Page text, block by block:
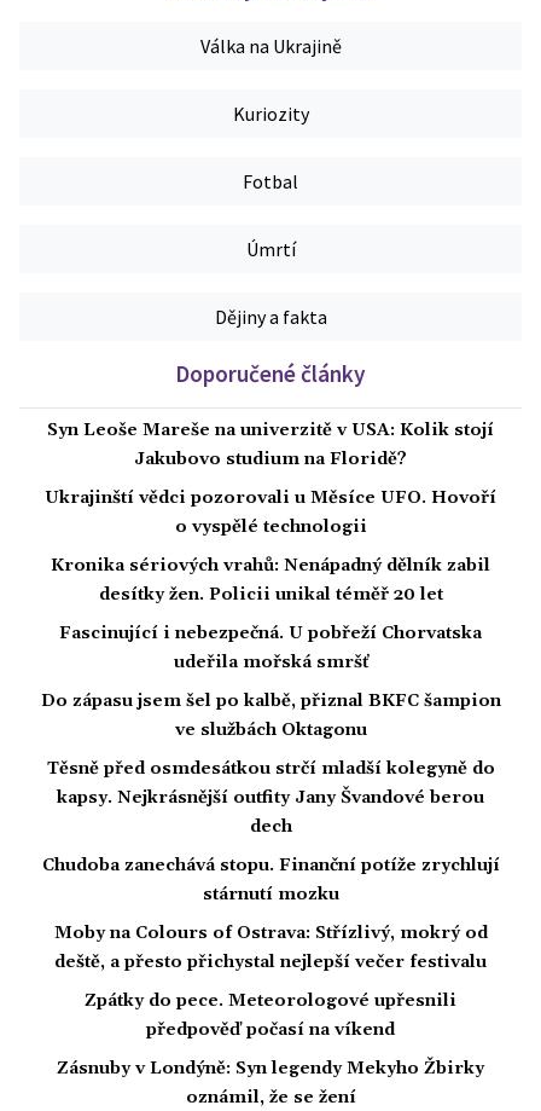
Válka na Ukrajině
Kuriozity
Fotbal
Úmrtí
Dějiny a fakta
Doporučené články
Syn Leoše Mareše na univerzitě v USA: Kolik stojí
Jakubovo studium na Floridě?
Ukrajinští vědci pozorovali u Měsíce UFO. Hovoří
o vyspělé technologii
Kronika sériových vrahů: Nenápadný dělník zabil
desítky žen. Policii unikal téměř 20 let
Fascinující i nebezpečná. U pobřeží Chorvatska
udeřila mořská smršť
Do zápasu jsem šel po kalbě, přiznal BKFC šampion
ve službách Oktagonu
Těsně před osmdesátkou strčí mladší kolegyně do
kapsy. Nejkrásnější outfity Jany Švandové berou
dech
Chudoba zanechává stopu. Finanční potíže zrychlují
stárnutí mozku
Moby na Colours of Ostrava: Střízlivý, mokrý od
deště, a přesto přichystal nejlepší večer festivalu
Zpátky do pece. Meteorologové upřesnili
předpověď počasí na víkend
Zásnuby v Londýně: Syn legendy Mekyho Žbirky
oznámil, že se žení